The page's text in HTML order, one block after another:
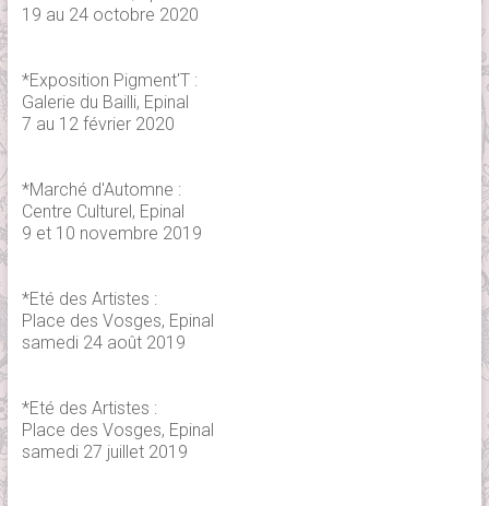
19 au 24 octobre 2020
*Exposition Pigment'T :
Galerie du Bailli, Epinal
7 au 12 février 2020
*Marché d'Automne :
Centre Culturel, Epinal
9 et 10 novembre 2019
*Eté des Artistes :
Place des Vosges, Epinal
samedi 24 août 2019
*Eté des Artistes :
Place des Vosges, Epinal
samedi 27 juillet 2019